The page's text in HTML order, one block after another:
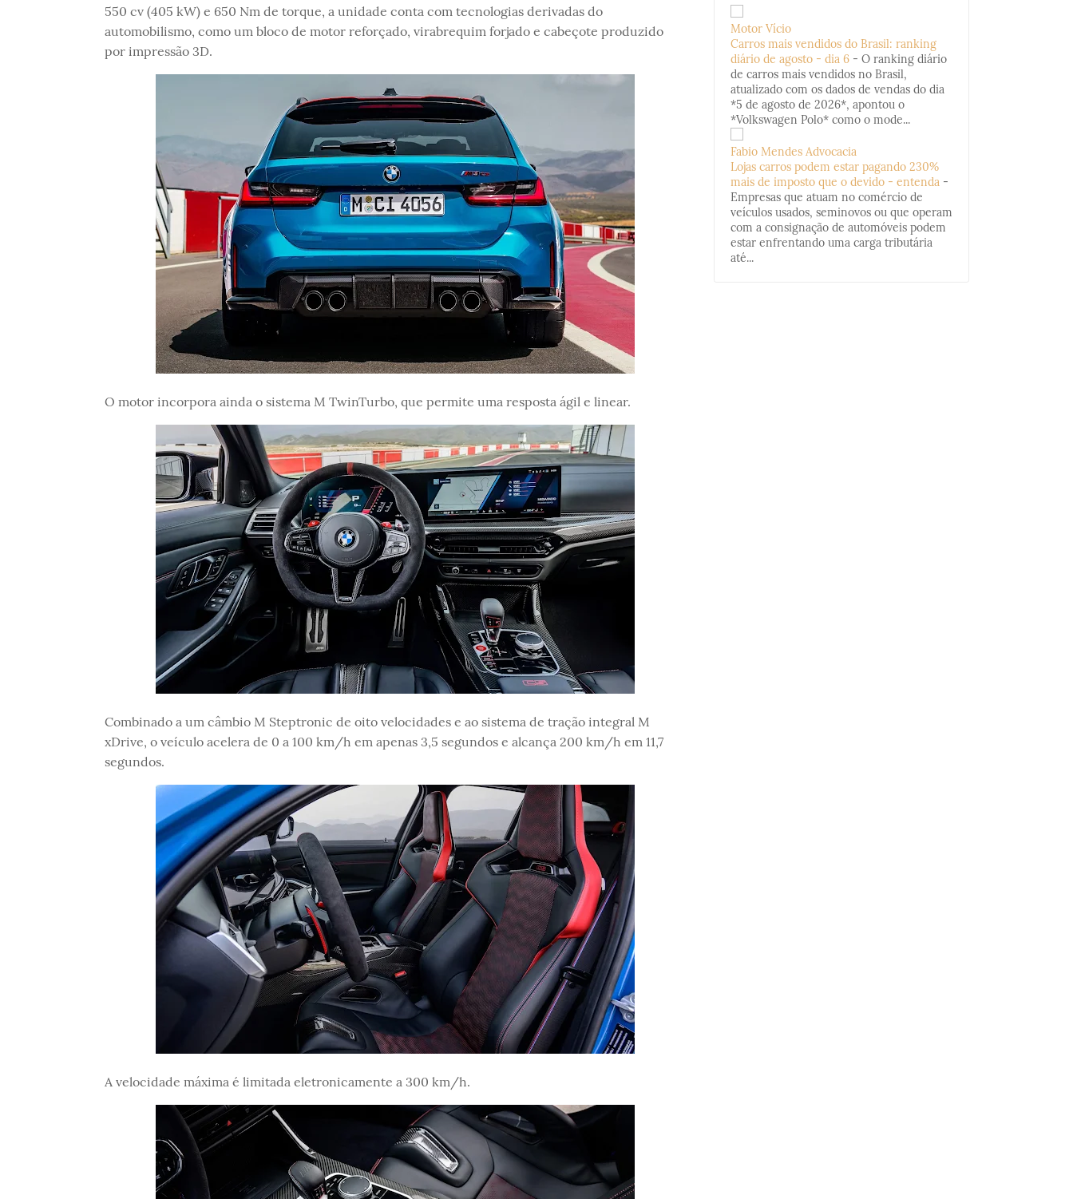
550 cv (405 kW) e 650 Nm de torque, a unidade conta com tecnologias derivadas do
automobilismo, como um bloco de motor reforçado, virabrequim forjado e cabeçote produzido
por impressão 3D.
O motor incorpora ainda o sistema M TwinTurbo, que permite uma resposta ágil e linear.
Combinado a um câmbio M Steptronic de oito velocidades e ao sistema de tração integral M
xDrive, o veículo acelera de 0 a 100 km/h em apenas 3,5 segundos e alcança 200 km/h em 11,7
segundos.
A velocidade máxima é limitada eletronicamente a 300 km/h.
Motor Vício
Carros mais vendidos do Brasil: ranking
diário de agosto - dia 6 - O ranking diário
de carros mais vendidos no Brasil,
atualizado com os dados de vendas do dia
*5 de agosto de 2026*, apontou o
*Volkswagen Polo* como o mode...
Fabio Mendes Advocacia
Lojas carros podem estar pagando 230%
mais de imposto que o devido - entenda -
Empresas que atuam no comércio de
veículos usados, seminovos ou que operam
com a consignação de automóveis podem
estar enfrentando uma carga tributária
até...